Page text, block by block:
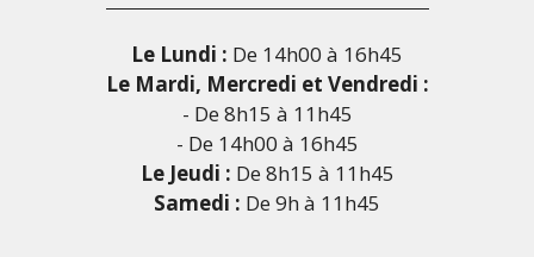
Le Lundi : De 14h00 à 16h45
Le Mardi, Mercredi et Vendredi :
- De 8h15 à 11h45
- De 14h00 à 16h45
Le Jeudi : De 8h15 à 11h45
Samedi : De 9h à 11h45